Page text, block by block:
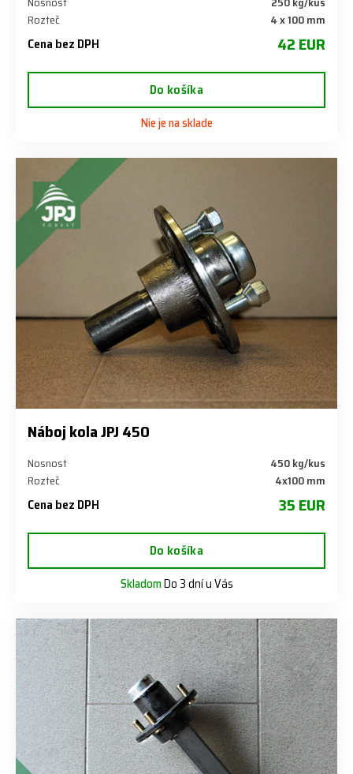
Rozteč
4 x 100 mm
Cena bez DPH 42 EUR
Do košíka
Nie je na sklade
Náboj kola JPJ 450
Nosnost
450 kg/kus
Rozteč
4x100 mm
Cena bez DPH 35 EUR
Do košíka
SkladomDo 3 dní u Vás